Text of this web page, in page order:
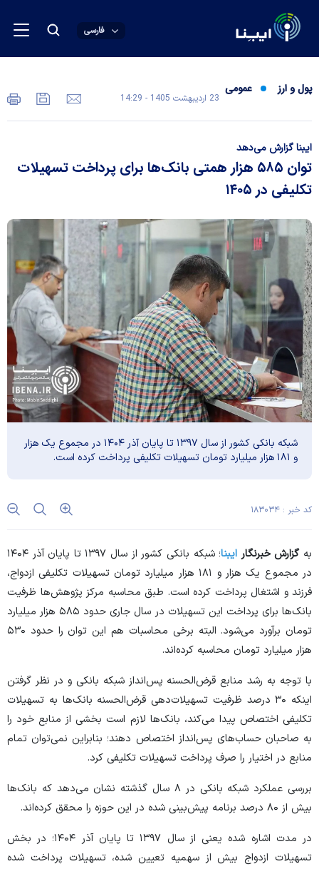
فارسی
پول و ارز عمومی
23 ارديبهشت 1405 - 14:29
ایبنا گزارش می‌دهد
توان ۵۸۵ هزار همتی بانک‌ها برای پرداخت تسهیلات
تکلیفی در ۱۴۰۵
شبکه بانکی کشور از سال ۱۳۹۷ تا پایان آذر ۱۴۰۴ در مجموع یک هزار
و ۱۸۱ هزار میلیارد تومان تسهیلات تکلیفی پرداخت کرده‌ است.
کد خبر : ۱۸۳۰۳۴
بهگزارش خبرنگار ایبنا
؛ شبکه بانکی کشور از سال ۱۳۹۷ تا پایان آذر ۱۴۰۴
در مجموع یک هزار و ۱۸۱ هزار میلیارد تومان تسهیلات تکلیفی ازدواج،
فرزند و اشتغال پرداخت کرده‌ است. طبق محاسبه مرکز پژوهش‌ها ظرفیت
بانک‌ها برای پرداخت این تسهیلات در سال جاری حدود ۵۸۵ هزار میلیارد
تومان برآورد می‌شود. البته برخی محاسبات هم این توان را حدود ۵۳۰
هزار میلیارد تومان محاسبه کرده‌اند.
با توجه به رشد منابع قرض‌الحسنه پس‌انداز شبکه بانکی و در نظر گرفتن
اینکه ۳۰ درصد ظرفیت تسهیلات‌دهی قرض‌الحسنه بانک‌ها به تسهیلات
تکلیفی اختصاص پیدا می‌کند، بانک‌ها لازم است بخشی از منابع خود را
به صاحبان حساب‌های پس‌انداز اختصاص دهند؛ بنابراین نمی‌توان تمام
منابع در اختیار را صرف پرداخت تسهیلات تکلیفی کرد.
بررسی عملکرد شبکه بانکی در ۸ سال گذشته نشان می‌دهد که بانک‌ها
بیش از ۸۰ درصد برنامه پیش‌بینی شده در این حوزه را محقق کرده‌اند.
در مدت اشاره شده یعنی از سال ۱۳۹۷ تا پایان آذر ۱۴۰۴؛ در بخش
تسهیلات ازدواج بیش از سهمیه تعیین شده، تسهیلات پرداخت شده